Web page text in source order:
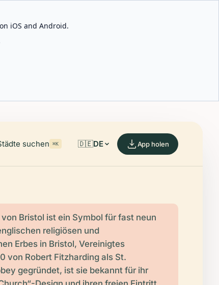
iOS and Android.
suchen ⌘K 🇩🇪DE App holen
Bristol ist ein Symbol für fast neun
religiösen und
Erbes in Bristol, Vereinigtes
von Robert Fitzharding als St.
gegründet, ist sie bekannt für ihr